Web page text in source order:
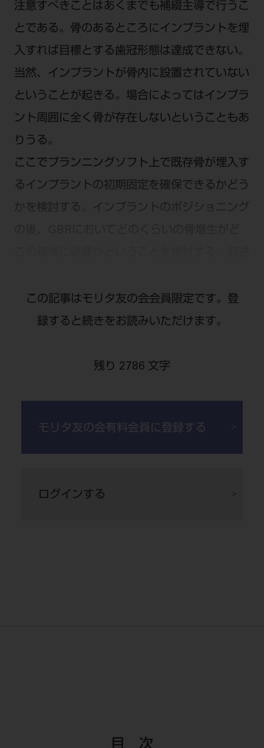
注意すべきことはあくまでも補綴主導で行うこ
とである。骨のあるところにインプラントを埋
入すれば目標とする歯冠形態は達成できない。
当然、インプラントが骨内に設置されていない
ということが起きる。場合によってはインプラ
ント周囲に全く骨が存在しないということもあ
りうる。
ここでプランニングソフト上で既存骨が埋入す
るインプラントの初期固定を確保できるかどう
かを検討する。インプラントのポジショニング
ットフォームからは生物学的幅径の再構築を勘
案し唇側水平的に2mm以上で、歯間乳頭部で
ント直下より3mm下方に骨が必要である。加
態を勘案する。
本ケースにおいてはインプラントの初期固定は
上方方向の骨が不足しており、垂直的GBRが
この記事はモリタ友の会会員限定です。登
録すると続きをお読みいただけます。
残り 2786 文字
モリタ友の会有料会員に登録する
ログインする